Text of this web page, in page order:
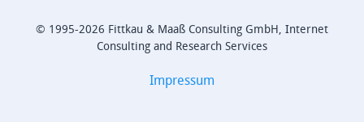
© 1995-2026 Fittkau & Maaß Consulting GmbH, Internet
Consulting and Research Services
Impressum